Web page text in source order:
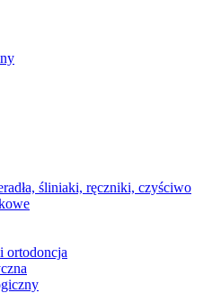
śliniaki, ręczniki, czyściwo
ortodoncja